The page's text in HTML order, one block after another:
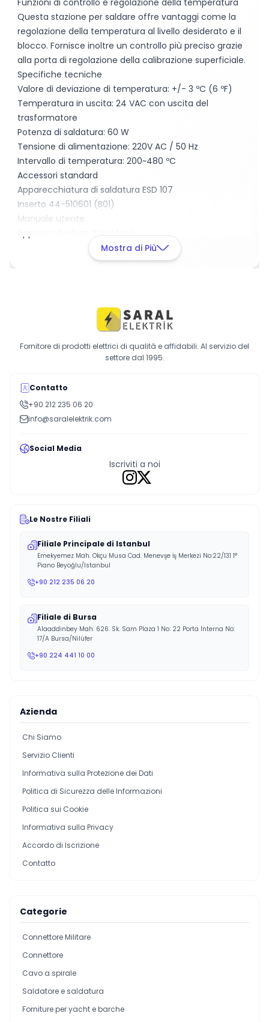
Funzioni di controllo e regolazione della temperatura
Questa stazione per saldare offre vantaggi come la
regolazione della temperatura al livello desiderato e il
blocco. Fornisce inoltre un controllo più preciso grazie
alla porta di regolazione della calibrazione superficiale.
Specifiche tecniche
Valore di deviazione di temperatura: +/- 3 ºC (6 ºF)
Temperatura in uscita: 24 VAC con uscita del
trasformatore
Potenza di saldatura: 60 W
Tensione di alimentazione: 220V AC / 50 Hz
Intervallo di temperatura: 200~480 ºC
Accessori standard
Apparecchiatura di saldatura ESD 107
Inserto 44-510601 (B01)
Manuale utente
Apparecchiatura di Sistema
L'unità principale è dotata di un saldatore e di un
supporto per saldatore. Queste apparecchiature
Migliora la tua esperienza professionale di saldatura
con la stazione di saldatore Xytronic 137 TWZ a
regolazione termica. Ordina ora!
Mostra di Più
Fornitore di prodotti elettrici di qualità e affidabili. Al servizio del
settore dal 1995.
Contatto
+90 212 235 06 20
info@saralelektrik.com
Social Media
Iscriviti a noi
Le Nostre Filiali
Filiale Principale di Istanbul
Emekyemez Mah. Okçu Musa Cad. Menevşe İş Merkezi No:22/131 1°
Piano Beyoğlu/Istanbul
+90 212 235 06 20
Filiale di Bursa
Alaaddinbey Mah. 626. Sk. Sam Plaza 1 No: 22 Porta Interna No:
17/A Bursa/Nilüfer
+90 224 441 10 00
Azienda
Chi Siamo
Servizio Clienti
Informativa sulla Protezione dei Dati
Politica di Sicurezza delle Informazioni
Politica sui Cookie
Informativa sulla Privacy
Accordo di Iscrizione
Contatto
Categorie
Connettore Militare
Connettore
Cavo a spirale
Saldatore e saldatura
Forniture per yacht e barche